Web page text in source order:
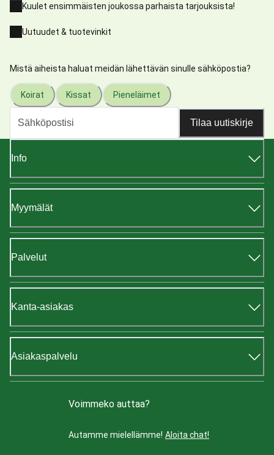
Kuulet ensimmäisten joukossa parhaista tarjouksista!
Uutuudet & tuotevinkit
Mistä aiheista haluat meidän lähettävän sinulle sähköpostia?
Koirat Kissat Pieneläimet
Tilaa uutiskirje
Info
Myymälät
Palvelut
Kanta-asiakas
Asiakaspalvelu
Voimmeko auttaa?
Autamme mielellämme! Aloita chat!